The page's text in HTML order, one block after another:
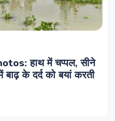
हाथ में चप्पल, सीने
के दर्द को बयां करती